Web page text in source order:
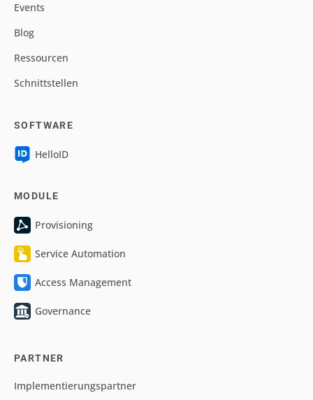
Events
Blog
Ressourcen
Schnittstellen
SOFTWARE
HelloID
MODULE
Provisioning
Service Automation
Access Management
Governance
PARTNER
Implementierungspartner